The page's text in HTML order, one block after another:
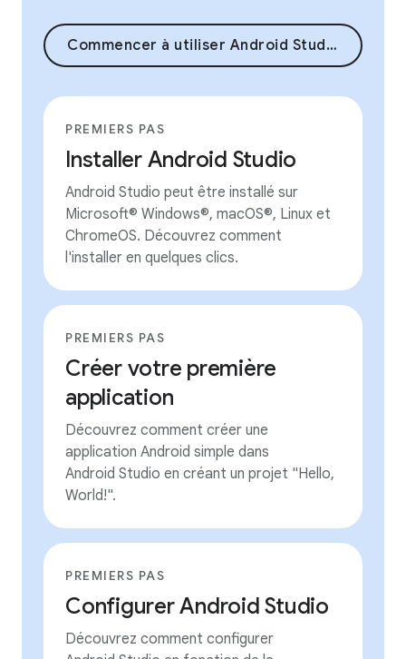
Commencer à utiliser Android Studio
PREMIERS PAS
Installer Android Studio
Android Studio peut être installé sur
Microsoft® Windows®, macOS®, Linux et
ChromeOS. Découvrez comment
l'installer en quelques clics.
PREMIERS PAS
Créer votre première
application
Découvrez comment créer une
application Android simple dans
Android Studio en créant un projet "Hello,
World!".
PREMIERS PAS
Configurer Android Studio
Découvrez comment configurer